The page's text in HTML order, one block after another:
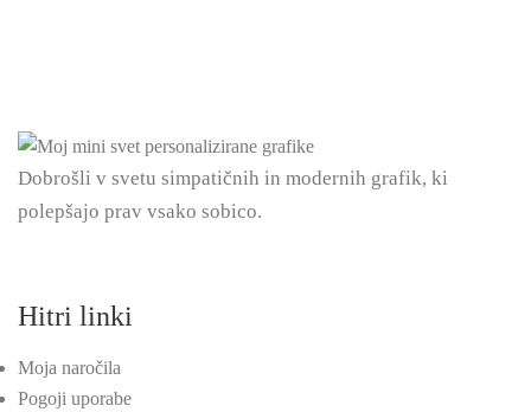
Dobrošli v svetu simpatičnih in modernih grafik, ki
polepšajo prav vsako sobico.
Hitri linki
Moja naročila
Pogoji uporabe